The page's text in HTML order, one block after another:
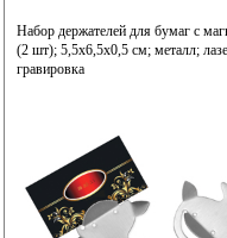
Набор держателей для бумаг с
(2 шт); 5,5х6,5х0,5 см; металл;
гравировка